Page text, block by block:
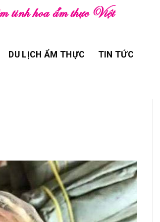
DU LỊCH ẨM THỰC TIN TỨC